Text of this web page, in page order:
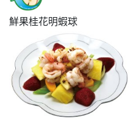
鮮果桂花明蝦球